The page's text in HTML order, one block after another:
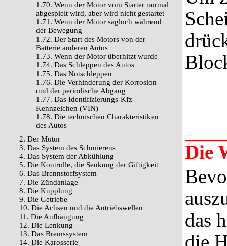
1.70. Wenn der Motor vom Starter normal
abgespielt wird, aber wird nicht gestartet
1.71. Wenn der Motor sagloch während
der Bewegung
1.72. Der Start des Motors von der
Batterie anderen Autos
1.73. Wenn der Motor überhitzt wurde
1.74. Das Schleppen des Autos
1.75. Das Notschleppen
1.76. Die Verhinderung der Korrosion
und der periodische Abgang
1.77. Das Identifizierungs-Kfz-
Kennzeichen (VIN)
1.78. Die technischen Charakteristiken
des Autos
2. Der Motor
3. Das System des Schmierens
4. Das System der Abkühlung
5. Die Kontrolle, die Senkung der Giftigkeit
6. Das Brennstoffsystem
7. Die Zündanlage
8. Die Kupplung
9. Die Getriebe
10. Die Achsen und die Antriebswellen
11. Die Aufhängung
12. Die Lenkung
13. Das Bremssystem
14. Die Karosserie
Die
das